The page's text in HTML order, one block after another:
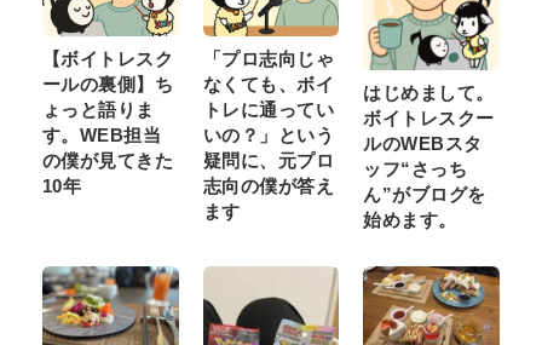
【ボイトレスク
ールの裏側】ち
ょっと語りま
す。WEB担当
の僕が見てきた
10年
「プロ志向じゃ
なくても、ボイ
トレに通ってい
いの？」という
疑問に、元プロ
志向の僕が答え
ます
はじめまして。
ボイトレスクー
ルのWEBスタ
ッフ“さっち
ん”がブログを
始めます。